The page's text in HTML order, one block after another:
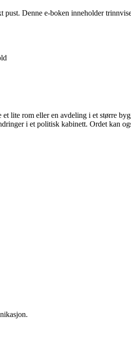
Denne e-boken inneholder
lite rom eller en avdeling i et større
i et politisk kabinett. Ordet kan